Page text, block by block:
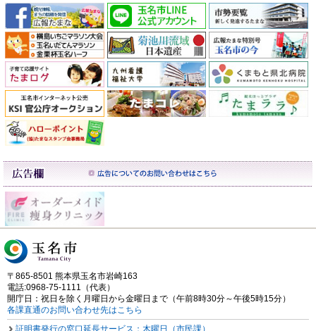
〒865-8501 熊本県玉名市岩崎163
電話:0968-75-1111（代表）
開庁日：祝日を除く月曜日から金曜日まで（午前8時30分～午後5時15分）
各課直通のお問い合わせ先はこちら
証明書発行の窓口延長サービス：木曜日（市民課）